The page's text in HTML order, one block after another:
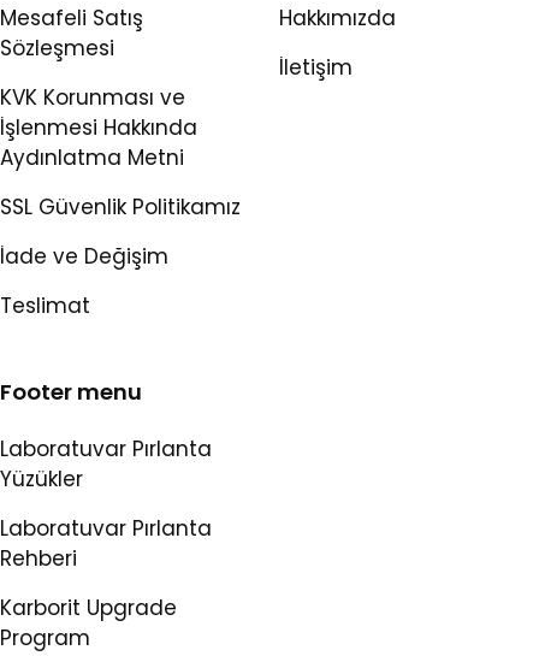
Mesafeli Satış
Sözleşmesi
KVK Korunması ve
İşlenmesi Hakkında
Aydınlatma Metni
SSL Güvenlik Politikamız
İade ve Değişim
Teslimat
Hakkımızda
İletişim
Footer menu
Laboratuvar Pırlanta
Yüzükler
Laboratuvar Pırlanta
Rehberi
Karborit Upgrade
Program